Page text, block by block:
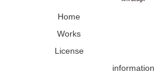
Home
Works
License
information